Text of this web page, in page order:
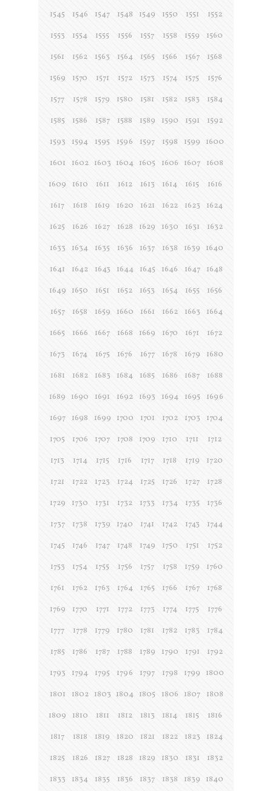
1545
1546 1547 1548 1549 1550 1551
1552
1553
1554 1555 1556 1557 1558 1559
1560
1561
1562 1563 1564 1565 1566 1567
1568
1569
1570 1571 1572 1573 1574 1575
1576
1577
1578 1579 1580 1581 1582 1583
1584
1585
1586 1587 1588 1589 1590 1591
1592
1593
1594 1595 1596 1597 1598 1599
1600
1601
1602 1603 1604 1605 1606 1607
1608
1609
1610 1611 1612 1613 1614 1615
1616
1617
1618 1619 1620 1621 1622 1623
1624
1625
1626 1627 1628 1629 1630 1631
1632
1633
1634 1635 1636 1637 1638 1639
1640
1641
1642 1643 1644 1645 1646 1647
1648
1649
1650 1651 1652 1653 1654 1655
1656
1657
1658 1659 1660 1661 1662 1663
1664
1665
1666 1667 1668 1669 1670 1671
1672
1673
1674 1675 1676 1677 1678 1679
1680
1681
1682 1683 1684 1685 1686 1687
1688
1689
1690 1691 1692 1693 1694 1695
1696
1697
1698 1699 1700 1701 1702 1703
1704
1705
1706 1707 1708 1709 1710 1711
1712
1713
1714 1715 1716 1717 1718 1719
1720
1721
1722 1723 1724 1725 1726 1727
1728
1729
1730 1731 1732 1733 1734 1735
1736
1737
1738 1739 1740 1741 1742 1743
1744
1745
1746 1747 1748 1749 1750 1751
1752
1753
1754 1755 1756 1757 1758 1759
1760
1761
1762 1763 1764 1765 1766 1767
1768
1769
1770 1771 1772 1773 1774 1775
1776
1777
1778 1779 1780 1781 1782 1783
1784
1785
1786 1787 1788 1789 1790 1791
1792
1793
1794 1795 1796 1797 1798 1799
1800
1801
1802 1803 1804 1805 1806 1807
1808
1809
1810 1811 1812 1813 1814 1815
1816
1817
1818 1819 1820 1821 1822 1823
1824
1825
1826 1827 1828 1829 1830 1831
1832
1833
1834 1835 1836 1837 1838 1839 1840